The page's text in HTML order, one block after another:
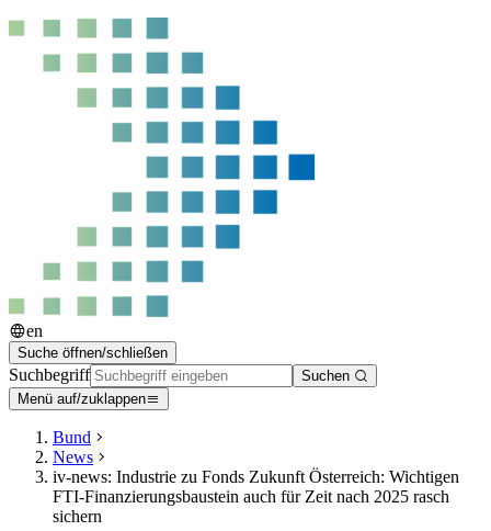
en
Suche öffnen/schließen
Suchbegriff
Suchen
Menü auf/zuklappen
Bund
News
iv-news: Industrie zu Fonds Zukunft Österreich: Wichtigen
FTI-Finanzierungsbaustein auch für Zeit nach 2025 rasch
sichern